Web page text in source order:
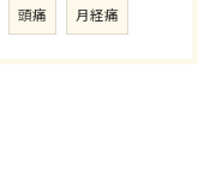
頭痛 月経痛